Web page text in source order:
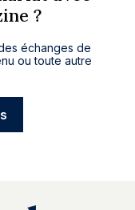
?
échanges de
ou toute autre